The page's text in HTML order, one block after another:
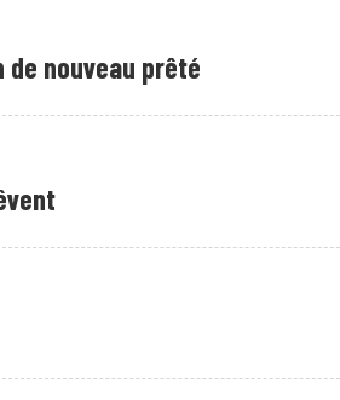
de nouveau prêté